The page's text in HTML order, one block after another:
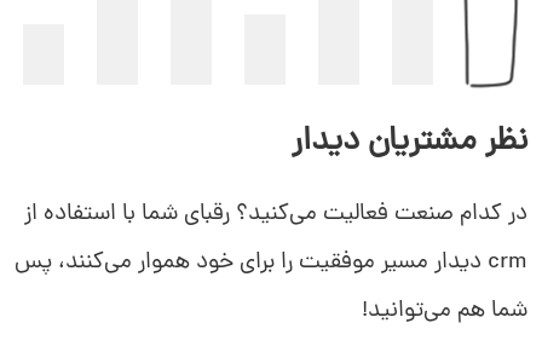
نظر مشتریان دیدار
در کدام صنعت فعالیت می‌کنید؟ رقبای شما با استفاده از
crm دیدار مسیر موفقیت را برای خود هموار می‌کنند، پس
شما هم می‌توانید!